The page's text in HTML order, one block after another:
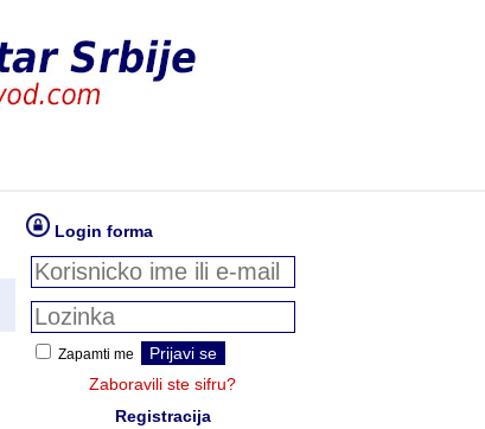
Login forma
Zapamti me
Zaboravili ste sifru?
Registracija